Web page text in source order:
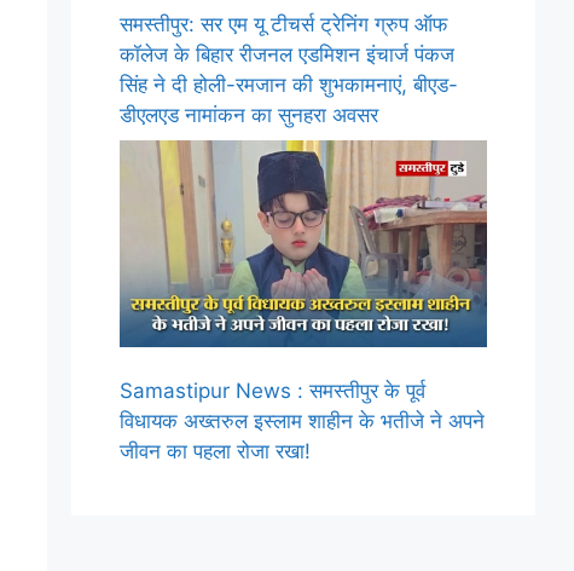
समस्तीपुर: सर एम यू टीचर्स ट्रेनिंग ग्रुप ऑफ
कॉलेज के बिहार रीजनल एडमिशन इंचार्ज पंकज
सिंह ने दी होली-रमजान की शुभकामनाएं, बीएड-
डीएलएड नामांकन का सुनहरा अवसर
Samastipur News : समस्तीपुर के पूर्व
विधायक अख्तरुल इस्लाम शाहीन के भतीजे ने अपने
जीवन का पहला रोजा रखा!